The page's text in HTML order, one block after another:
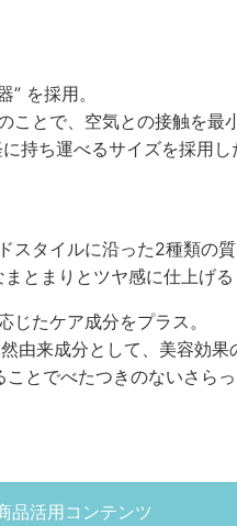
を採用。
とで、空気との接触を最
持ち運べるサイズを採用
スタイルに沿った2種類の
とまりとツヤ感に仕上げる
たケア成分をプラス。
由来成分として、美容効
とでべたつきのないさら
品活用コンテンツ